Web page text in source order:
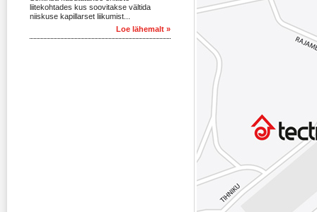
liitekohtades kus soovitakse vältida
niiskuse kapillarset liikumist...
Loe lähemalt »